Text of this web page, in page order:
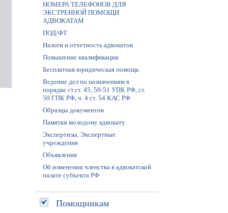
НОМЕРА ТЕЛЕФОНОВ ДЛЯ
ЭКСТРЕННОЙ ПОМОЩИ
АДВОКАТАМ
ПОД/ФТ
Налоги и отчетность адвокатов
Повышение квалификации
Бесплатная юридическая помощь
Ведение дел по назначениям в
порядке ст.ст. 45, 50-51 УПК РФ, ст.
50 ГПК РФ, ч. 4 ст. 54 КАС РФ
Образцы документов
Памятки молодому адвокату
Экспертизы. Экспертные
учреждения
Объявления
Об изменении членства в адвокатской
палате субъекта РФ
Помощникам